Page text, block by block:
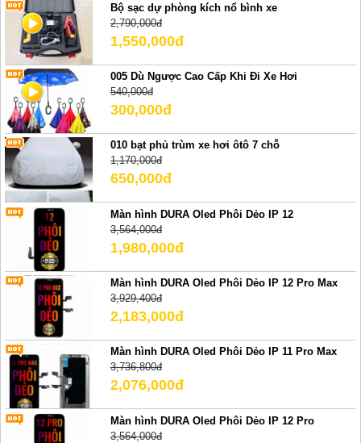
Bộ sạc dự phòng kích nổ bình xe
2,790,000đ
1,550,000đ
005 Dù Ngược Cao Cấp Khi Đi Xe Hơi
540,000đ
300,000đ
010 bạt phủ trùm xe hơi ôtô 7 chỗ
1,170,000đ
650,000đ
Màn hình DURA Oled Phôi Dẻo IP 12
3,564,000đ
1,980,000đ
Màn hình DURA Oled Phôi Dẻo IP 12 Pro Max
3,929,400đ
2,183,000đ
Màn hình DURA Oled Phôi Dẻo IP 11 Pro Max
3,736,800đ
2,076,000đ
Màn hình DURA Oled Phôi Dẻo IP 12 Pro
3,564,000đ